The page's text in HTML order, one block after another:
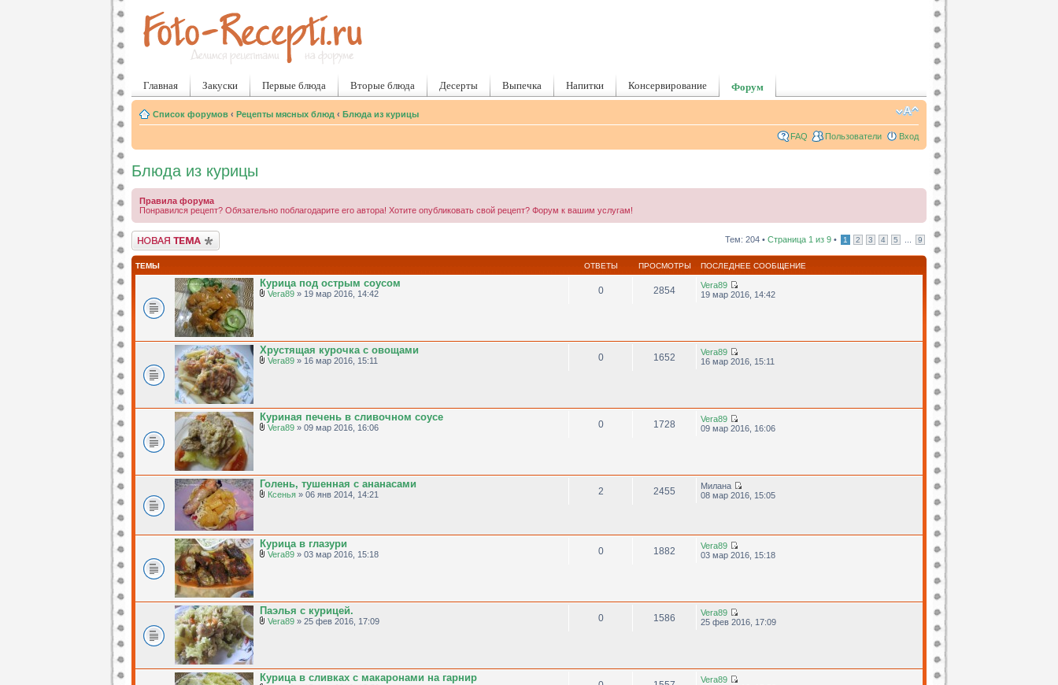
Главная Закуски Первые блюда Вторые блюда Десерты Выпечка Напитки Консервирование Форум
Список форумов ‹ Рецепты мясных блюд ‹ Блюда из курицы
FAQ Пользователи Вход
Блюда из курицы
Правила форума
Понравился рецепт? Обязательно поблагодарите его автора! Хотите опубликовать свой рецепт? Форум к вашим услугам!
Новая тема Тем: 204 • Страница 1 из 9 • 1 2 3 4 5 9
ТЕМЫ ОТВЕТЫ ПРОСМОТРЫ ПОСЛЕДНЕЕ СООБЩЕНИЕ
Курица под острым соусом
Vera89 » 19 мар 2016, 14:42 0 2854
Vera89
19 мар 2016, 14:42
Хрустящая курочка с овощами
Vera89 » 16 мар 2016, 15:11 0 1652
Vera89
16 мар 2016, 15:11
Куриная печень в сливочном соусе
Vera89 » 09 мар 2016, 16:06 0 1728
Vera89
09 мар 2016, 16:06
Голень, тушенная с ананасами
Ксенья » 06 янв 2014, 14:21 2 2455
Милана
08 мар 2016, 15:05
Курица в глазури
Vera89 » 03 мар 2016, 15:18 0 1882
Vera89
03 мар 2016, 15:18
Паэлья с курицей.
Vera89 » 25 фев 2016, 17:09 0 1586
Vera89
25 фев 2016, 17:09
Курица в сливках с макаронами на гарнир
Vera89